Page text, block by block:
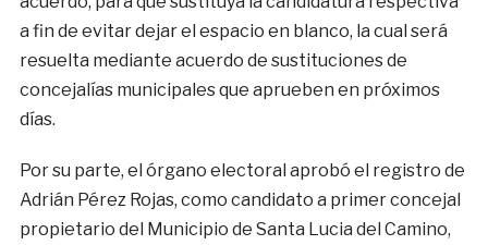
a fin de evitar dejar el espacio en blanco, la cual será
resuelta mediante acuerdo de sustituciones de
concejalías municipales que aprueben en próximos
días.
Por su parte, el órgano electoral aprobó el registro de
Adrián Pérez Rojas, como candidato a primer concejal
propietario del Municipio de Santa Lucia del Camino,